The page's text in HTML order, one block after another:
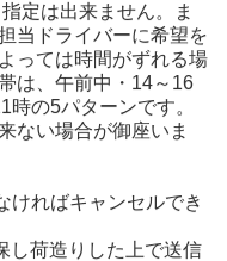
定は出来ません。ま
当ドライバーに希望を
っては時間がずれる場
は、午前中・14～16
の5パターンです。
ない場合が御座いま
ければキャンセルでき
し荷造りした上で送信